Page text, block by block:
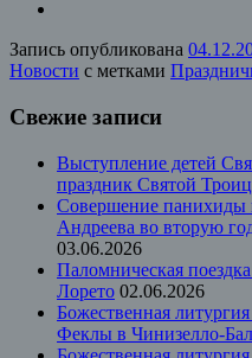
Запись опубликована
Новости с метками
Свежие записи
Выступление детей
праздник Святой
Совершение панихиды
Андреева во вторую
03.06.2026
Паломническая
Лорето 02.06.2026
Божественная
Феклы в Чинизелло-